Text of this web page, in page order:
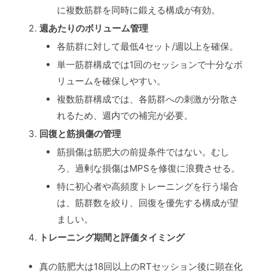
に複数筋群を同時に鍛える構成が有効。
週あたりのボリューム管理
各筋群に対して最低4セット/週以上を確保。
単一筋群構成では1回のセッションで十分なボ
リュームを確保しやすい。
複数筋群構成では、各筋群への刺激が分散さ
れるため、週内での補完が必要。
回復と筋損傷の管理
筋損傷は筋肥大の前提条件ではない。むし
ろ、過剰な損傷はMPSを修復に浪費させる。
特に初心者や高頻度トレーニングを行う場合
は、筋群数を絞り、回復を優先する構成が望
ましい。
トレーニング期間と評価タイミング
真の筋肥大は18回以上のRTセッション後に顕在化